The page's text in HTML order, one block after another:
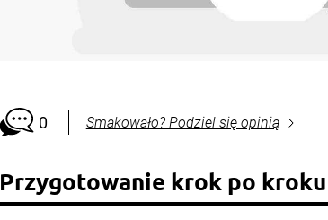
0 Smakowało? Podziel się opinią
Przygotowanie krok po kroku